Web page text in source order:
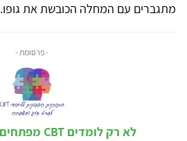
מתגברים עם המחלה הכובשת את גופו.
- פרסומת -
לא רק לומדים CBT מפתחים חשיבה קלינית